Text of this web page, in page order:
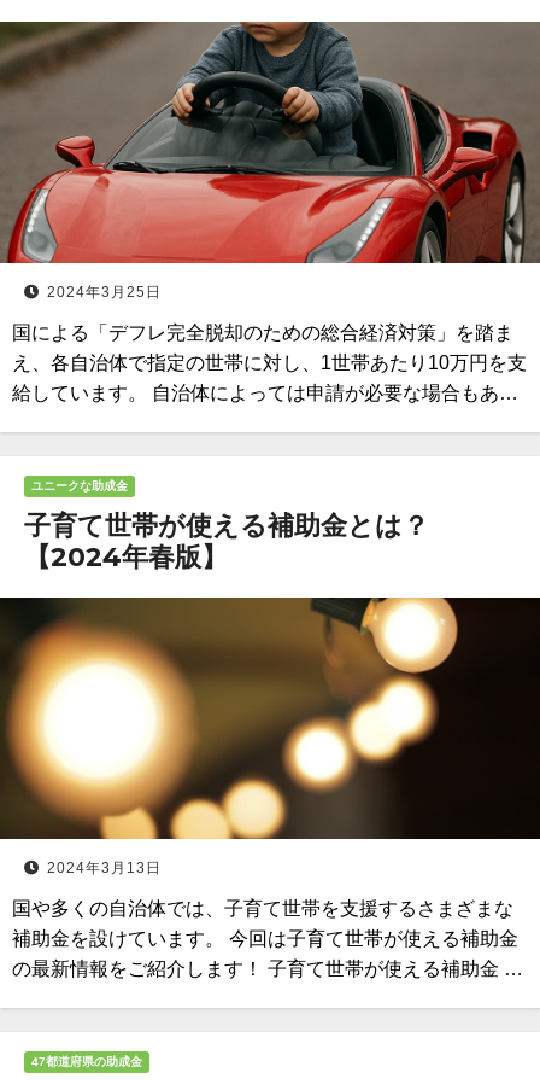
2024年3月25日
国による「デフレ完全脱却のための総合経済対策」を踏ま
え、各自治体で指定の世帯に対し、1世帯あたり10万円を支
給しています。 自治体によっては申請が必要な場合もあ…
ユニークな助成金
子育て世帯が使える補助金とは？
【2024年春版】
2024年3月13日
国や多くの自治体では、子育て世帯を支援するさまざまな
補助金を設けています。 今回は子育て世帯が使える補助金
の最新情報をご紹介します！ 子育て世帯が使える補助金 …
47都道府県の助成金